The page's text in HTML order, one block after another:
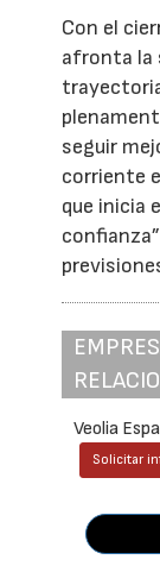
Con el
afronta la
seguir
corriente
que inicia
Veolia
Solicitar